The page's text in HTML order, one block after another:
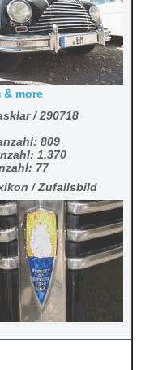
& more
/ 290718
809
1.370
77
/ Zufallsbild